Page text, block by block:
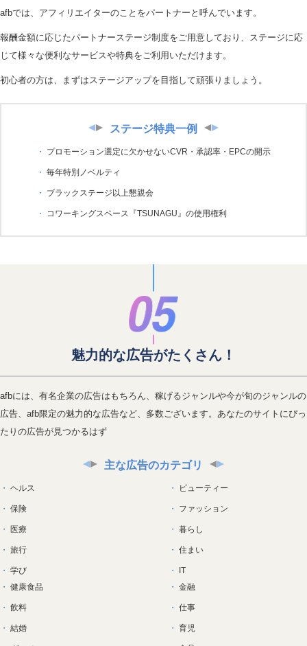
afbでは、アフィリエイターのことをパートナーと呼んでいます。
報酬金額に応じたパートナーステージ制度をご用意しており、ステージに応
じて様々な便利なサービスや特典をご利用いただけます。
初心者の方は、まずはステージアップを目指して頑張りましょう。
ステージ特典一例
プロモーション選定に欠かせないCVR・承認率・EPCの開示
毎年特別ノベルティ
ブラックステージ以上懇親会
コワーキングスペース『TSUNAGU』の使用権利
魅力的な広告がたくさん！
afbには、有名企業の広告はもちろん、稼げるジャンルや今が旬のジャンルの
広告、afb限定の魅力的な広告など、多数ございます。あなたのサイトにぴっ
たりの広告が見つかるはず
主な広告のカテゴリ
ヘルス
保険
医療
旅行
学び
ビューティー
ファッション
暮らし
住まい
IT
健康食品
飲料
結婚
金融
仕事
育児